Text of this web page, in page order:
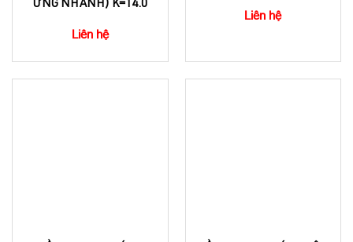
ỨNG NHANH) K=14.0
Liên hệ
Liên hệ